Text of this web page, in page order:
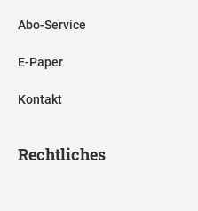
Abo-Service
E-Paper
Kontakt
Rechtliches